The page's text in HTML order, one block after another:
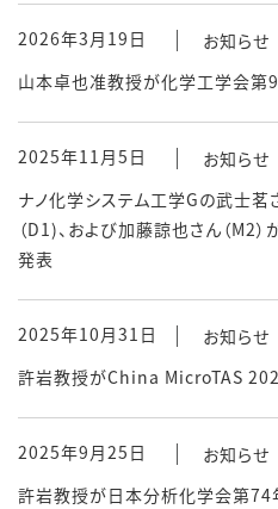
2026年3月19日 お知らせ
山本卓也准教授が化学工学会第
2025年11月5日 お知らせ
ナノ化学システム工学Gの武士茗
（D1)、および加藤諒也さん（M2
発表
2025年10月31日 お知らせ
許岩教授がChina MicroTAS
2025年9月25日 お知らせ
許岩教授が日本分析化学会第74